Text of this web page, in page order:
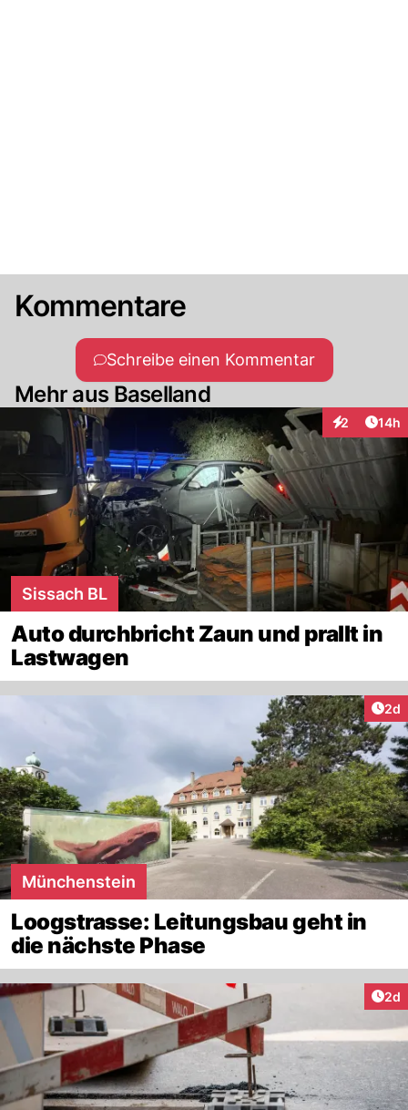
Kommentare
Schreibe einen Kommentar
Mehr aus Baselland
2
Interaktionen
14h
Sissach BL
Auto durchbricht Zaun und prallt in
Lastwagen
2d
Münchenstein
Loogstrasse: Leitungsbau geht in
die nächste Phase
2d